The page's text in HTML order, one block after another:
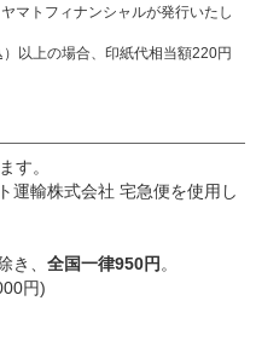
マトフィナンシャルが発行いたし
以上の場合、印紙代相当額220円
す。
運輸株式会社 宅急便を使用し
き、 全国一律950円 。
円)